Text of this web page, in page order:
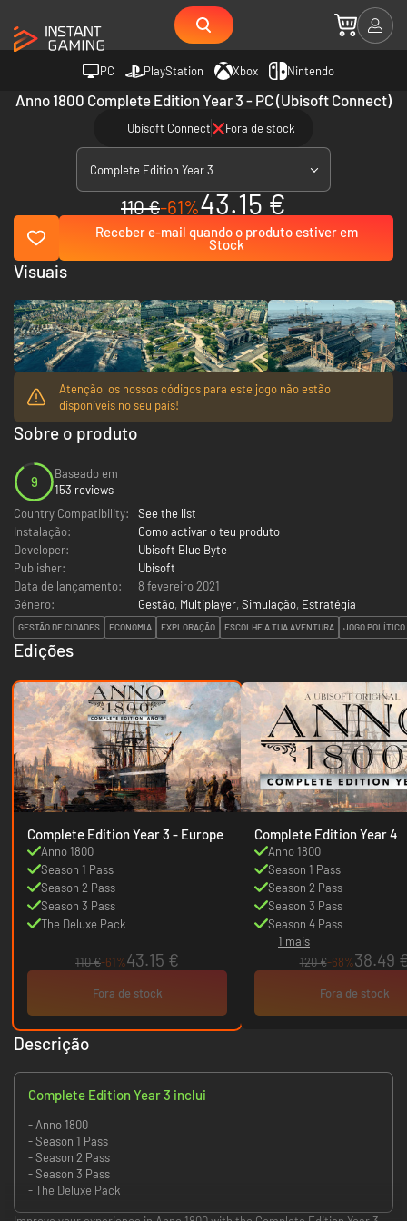
PC PlayStation Xbox Nintendo
Anno 1800 Complete Edition Year 3 - PC (Ubisoft Connect)
Ubisoft Connect Fora de stock
Complete Edition Year 3
110 €-61%43.15 €
Receber e-mail quando o produto estiver em
Stock
Atenção, os nossos códigos para este jogo não estão
disponíveis no seu país!
Sobre o produto
9
Baseado em
153 reviews
Country Compatibility:
See the list
Instalação:
Como activar o teu produto
Developer:
Ubisoft Blue Byte
Publisher:
Ubisoft
Data de lançamento:
8 fevereiro 2021
Género:
Gestão, Multiplayer, Simulação, Estratégia
GESTÃO DE CIDADES ECONOMIA EXPLORAÇÃO ESCOLHE A TUA AVENTURA JOGO POLÍTICO
Edições
Complete Edition Year 3 - Europe
Anno 1800
Season 1 Pass
Season 2 Pass
Season 3 Pass
The Deluxe Pack
110 €-61%43.15 €
Fora de stock
Complete Edition Year 4
Anno 1800
Season 1 Pass
Season 2 Pass
Season 3 Pass
Season 4 Pass
1 mais
120 €-68%38.49
Fora de stock
Visuais
Descrição
Complete Edition Year 3 inclui
- Anno 1800
- Season 1 Pass
- Season 2 Pass
- Season 3 Pass
- The Deluxe Pack